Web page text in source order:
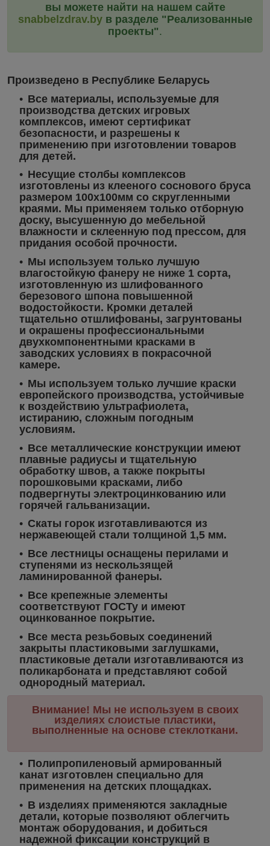
вы можете найти на нашем сайте
snabbelzdrav.byв разделе "Реализованные
проекты".
Произведено в Республике Беларусь
Все материалы, используемые для
производства детских игровых
комплексов, имеют сертификат
безопасности, и разрешены к
применению при изготовлении товаров
для детей.
Несущие столбы комплексов
изготовлены из клееного соснового бруса
размером 100х100мм со скругленными
краями. Мы применяем только отборную
доску, высушенную до мебельной
влажности и склеенную под прессом, для
придания особой прочности.
Мы используем только лучшую
влагостойкую фанеру не ниже 1 сорта,
изготовленную из шлифованного
березового шпона повышенной
водостойкости. Кромки деталей
тщательно отшлифованы, загрунтованы
и окрашены профессиональными
двухкомпонентными красками в
заводских условиях в покрасочной
камере.
Мы используем только лучшие краски
европейского производства, устойчивые
к воздействию ультрафиолета,
истиранию, сложным погодным
условиям.
Все металлические конструкции имеют
плавные радиусы и тщательную
обработку швов, а также покрыты
порошковыми красками, либо
подвергнуты электроцинкованию или
горячей гальванизации.
Скаты горок изготавливаются из
нержавеющей стали толщиной 1,5 мм.
Все лестницы оснащены перилами и
ступенями из нескользящей
ламинированной фанеры.
Все крепежные элементы
соответствуют ГОСТу и имеют
оцинкованное покрытие.
Все места резьбовых соединений
закрыты пластиковыми заглушками,
пластиковые детали изготавливаются из
поликарбоната и представляют собой
однородный материал.
Внимание! Мы не используем в своих
изделиях слоистые пластики,
выполненные на основе стеклоткани.
Полипропиленовый армированный
канат изготовлен специально для
применения на детских площадках.
В изделиях применяются закладные
детали, которые позволяют облегчить
монтаж оборудования, и добиться
надежной фиксации конструкций в